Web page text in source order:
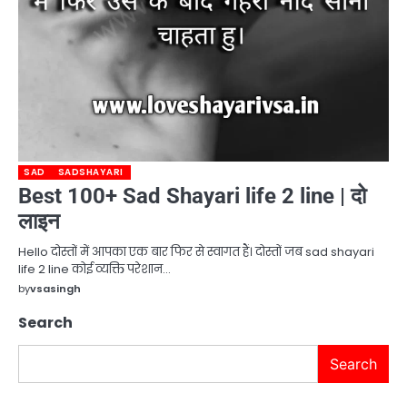
SAD SADSHAYARI
Best 100+ Sad Shayari life 2 line | दो
लाइन
Hello दोस्तों में आपका एक बार फिर से स्वागत हैं। दोस्तों जब sad shayari
life 2 line कोई व्यक्ति परेशान…
byvsasingh
Search
Search